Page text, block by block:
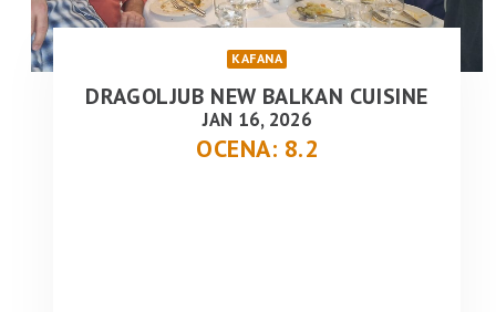
KAFANA
DRAGOLJUB NEW BALKAN CUISINE
JAN 16, 2026
OCENA: 8.2